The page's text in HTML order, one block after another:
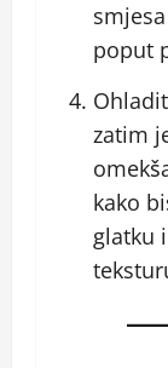
poput
zatim
kako
glatku